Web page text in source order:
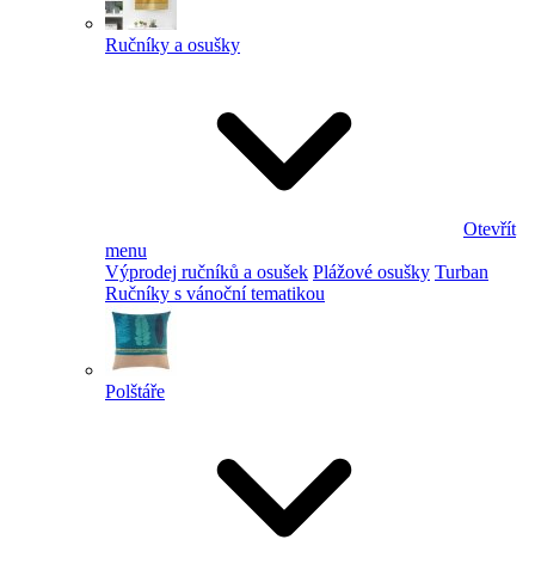
Ručníky a osušky
Otevřít
menu
Výprodej ručníků a osušek Plážové osušky Turban
Ručníky s vánoční tematikou
Polštáře